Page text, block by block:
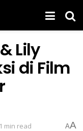
Lily
di Film
min read AA